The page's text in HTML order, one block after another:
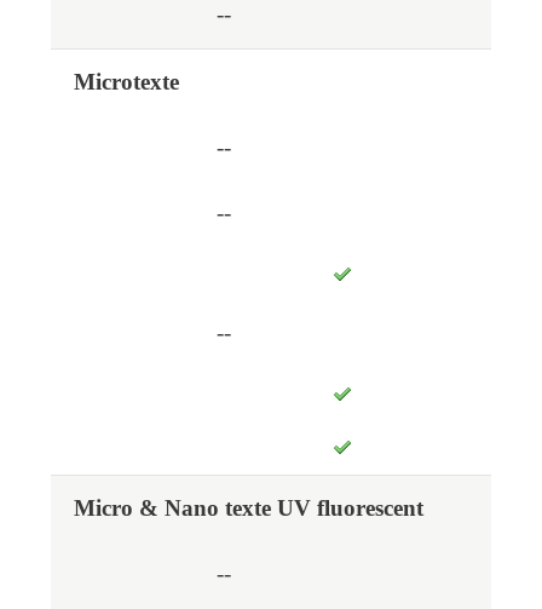
--
Microtexte
--
--
--
Micro & Nano texte UV fluorescent
--